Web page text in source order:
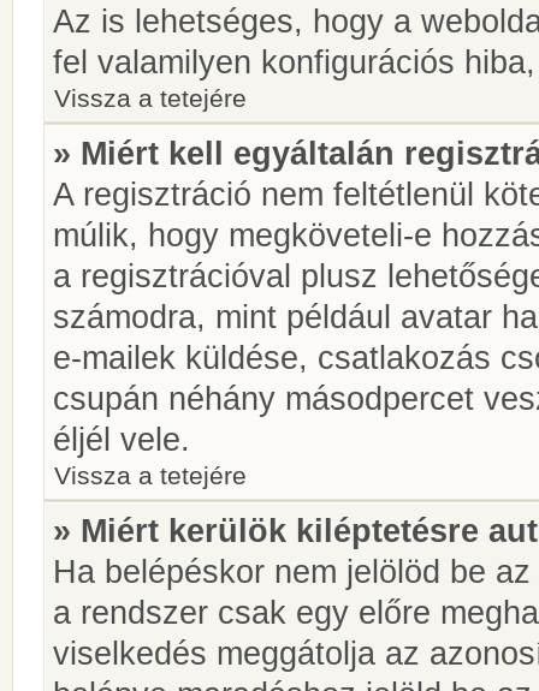
Az is lehetséges, hogy a
fel valamilyen konfigurációs
Vissza a tetejére
» Miért kell egyáltalán
A regisztráció nem feltétlenül
múlik, hogy megköveteli-e
a regisztrációval plusz
számodra, mint például avatar
e-mailek küldése, csatlakozás
csupán néhány másodpercet
éljél vele.
Vissza a tetejére
» Miért kerülök kiléptetésre
Ha belépéskor nem jelölöd be az
a rendszer csak egy előre
viselkedés meggátolja az